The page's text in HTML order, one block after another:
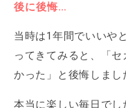
後に後悔…
当時は1年間でいいや
ってきてみると、「
かった」と後悔しまし
本当に楽しい毎日で